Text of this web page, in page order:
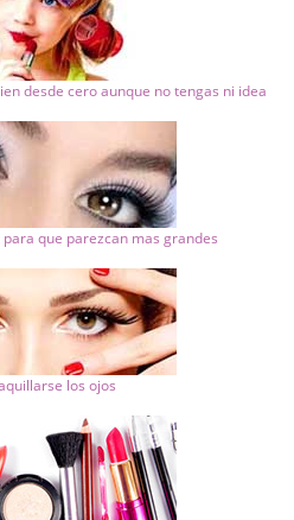
desde cero aunque no tengas ni idea
que parezcan mas grandes
los ojos